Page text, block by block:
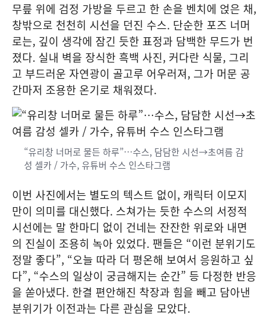
무릎 위에 검정 가방을 두르고 한 손을 벤치에 얹은 채,
창밖으로 천천히 시선을 던진 수스. 단순한 포즈 너머
로는, 깊이 생각에 잠긴 듯한 표정과 담백한 무드가 번
졌다. 실내 벽을 장식한 흑백 사진, 커다란 식물, 그리
고 부드러운 자연광이 골고루 어우러져, 그가 머문 공
간마저 조용한 온기로 채워졌다.
“유리창 너머로 물든 하루”…수스, 담담한 시선→초여름 감
성 셀카 / 가수, 유튜버 수스 인스타그램
이번 사진에서는 별도의 텍스트 없이, 캐릭터 이모지
만이 의미를 대신했다. 스쳐가는 듯한 수스의 서정적
시선에는 말 한마디 없이 건네는 잔잔한 위로와 내면
의 진실이 조용히 녹아 있었다. 팬들은 “이런 분위기도
정말 좋다”, “오늘 따라 더 평온해 보여서 응원하고 싶
다”, “수스의 일상이 궁금해지는 순간” 등 다정한 반응
을 쏟아냈다. 한결 편안해진 착장과 힘을 빼고 담아낸
분위기가 이전과는 다른 관심을 모았다.